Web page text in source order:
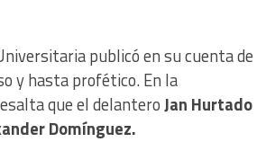
publicó en su cuenta de
y hasta profético. En la
que el delanteroJan Hurtado
Domínguez.